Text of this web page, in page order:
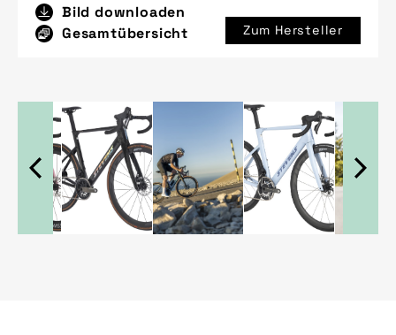
Bild downloaden
Gesamtübersicht
Zum Hersteller